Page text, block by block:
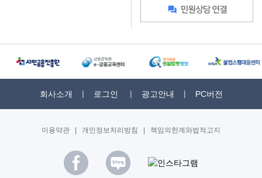
회사소개 로그인 광고안내 PC버전
이용약관 개인정보처리방침 책임의한계와법적고지